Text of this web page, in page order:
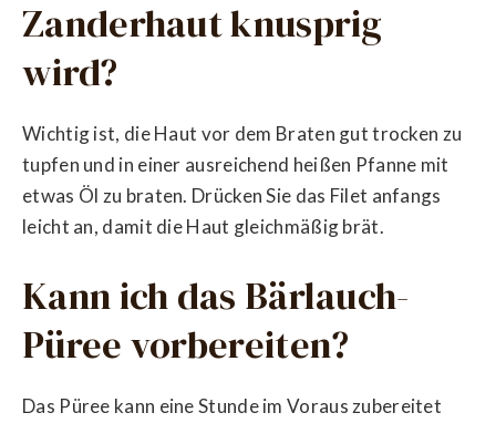
Zanderhaut knusprig
wird?
Wichtig ist, die Haut vor dem Braten gut trocken zu
tupfen und in einer ausreichend heißen Pfanne mit
etwas Öl zu braten. Drücken Sie das Filet anfangs
leicht an, damit die Haut gleichmäßig brät.
Kann ich das Bärlauch-
Püree vorbereiten?
Das Püree kann eine Stunde im Voraus zubereitet